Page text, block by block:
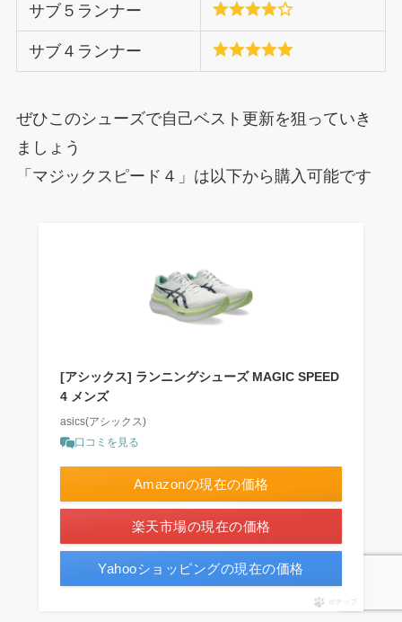
サブ５ランナー
サブ４ランナー
ぜひこのシューズで自己ベスト更新を狙っていき
ましょう
「マジックスピード４」は以下から購入可能です
[アシックス] ランニングシューズ MAGIC SPEED
4 メンズ
asics(アシックス)
口コミを見る
Amazonの現在の価格
楽天市場の現在の価格
Yahooショッピングの現在の価格
ポチップ